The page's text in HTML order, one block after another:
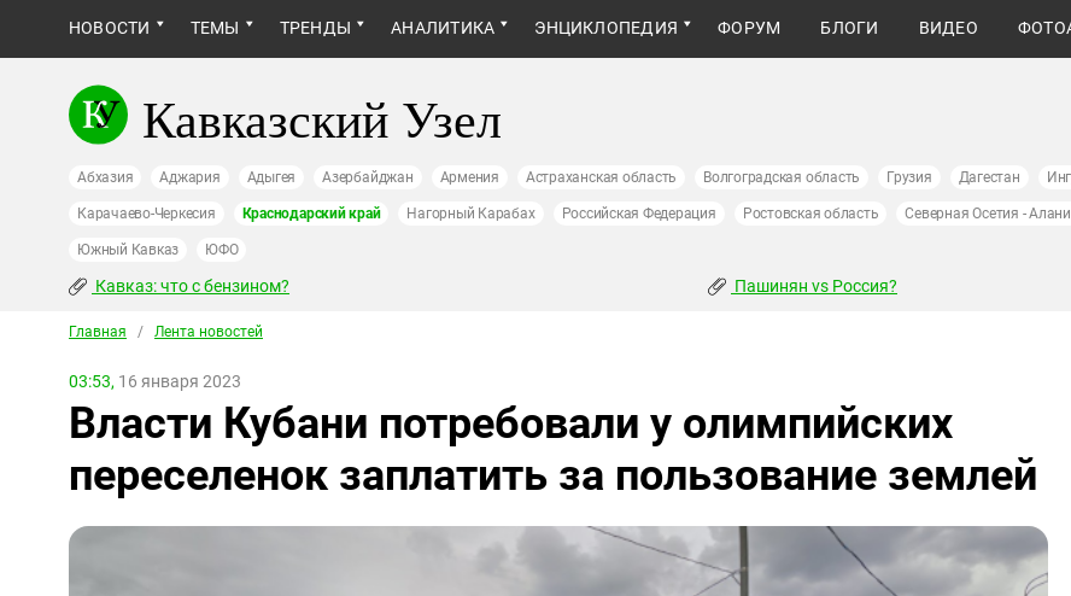
НОВОСТИ ТЕМЫ ТРЕНДЫ АНАЛИТИКА ЭНЦИКЛОПЕДИЯ ФОРУМ БЛОГИ ВИДЕО
Кавказский Узел
Абхазия Аджария Адыгея Азербайджан Армения Астраханская область Волгоградская область Грузия Дагестан
Карачаево-Черкесия Краснодарский край Нагорный Карабах Российская Федерация Ростовская область Северная Осетия -
Южный Кавказ ЮФО
Кавказ: что с бензином? Пашинян vs Россия?
Главная / Лента новостей
03:53, 16 января 2023
Власти Кубани потребовали у олимпийских
переселенок заплатить за пользование землей